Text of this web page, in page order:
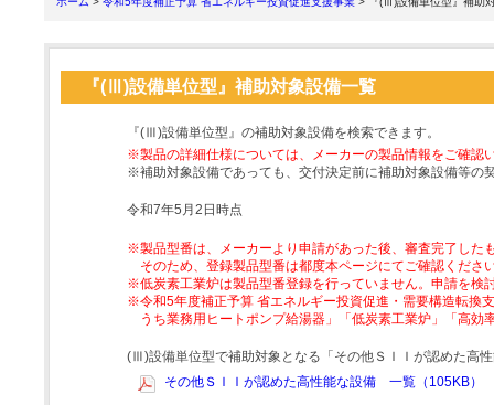
『(Ⅲ)設備単位型』補助対象設備一覧
『(Ⅲ)設備単位型』の補助対象設備を検索できます。
※製品の詳細仕様については、メーカーの製品情報をご確認
※補助対象設備であっても、交付決定前に補助対象設備等の
令和7年5月2日時点
※製品型番は、メーカーより申請があった後、審査完了した
そのため、登録製品型番は都度本ページにてご確認くださ
※低炭素工業炉は製品型番登録を行っていません。申請を検
※令和5年度補正予算 省エネルギー投資促進・需要構造転換
うち業務用ヒートポンプ給湯器」「低炭素工業炉」「高
(Ⅲ)設備単位型で補助対象となる「その他ＳＩＩが認めた高
その他ＳＩＩが認めた高性能な設備 一覧（105KB）